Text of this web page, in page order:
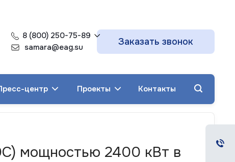
8 (800) 250-75-89
samara@eag.su
Заказать звонок
центр Проекты Контакты
мощностью 2400 кВт в